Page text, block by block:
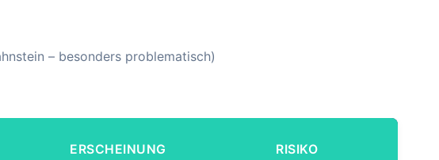
– besonders problematisch)
ERSCHEINUNG RISIKO